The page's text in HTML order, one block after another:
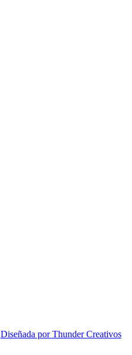
Diseñada por Thunder Creativos